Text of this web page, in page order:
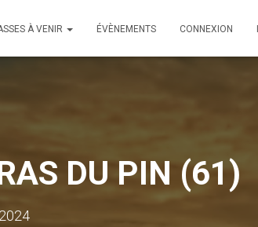
À VENIR ÉVÈNEMENTS CONNEXION
DU PIN (61)